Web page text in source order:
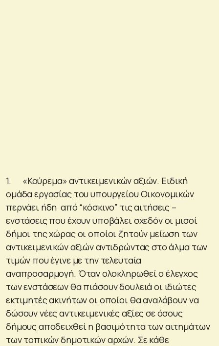
1. «Κούρεμα» αντικειμενικών αξιών. Ειδική
ομάδα εργασίας του υπουργείου Οικονομικών
περνάει ήδη από “κόσκινο” τις αιτήσεις –
ενστάσεις που έχουν υποβάλει σχεδόν οι μισοί
δήμοι της χώρας οι οποίοι ζητούν μείωση των
αντικειμενικών αξιών αντιδρώντας στο άλμα των
τιμών που έγινε με την τελευταία
αναπροσαρμογή. Όταν ολοκληρωθεί ο έλεγχος
των ενστάσεων θα πιάσουν δουλειά οι ιδιώτες
εκτιμητές ακινήτων οι οποίοι θα αναλάβουν να
δώσουν νέες αντικειμενικές αξίες σε όσους
δήμους αποδειχθεί η βασιμότητα των αιτημάτων
των τοπικών δημοτικών αρχών. Σε κάθε